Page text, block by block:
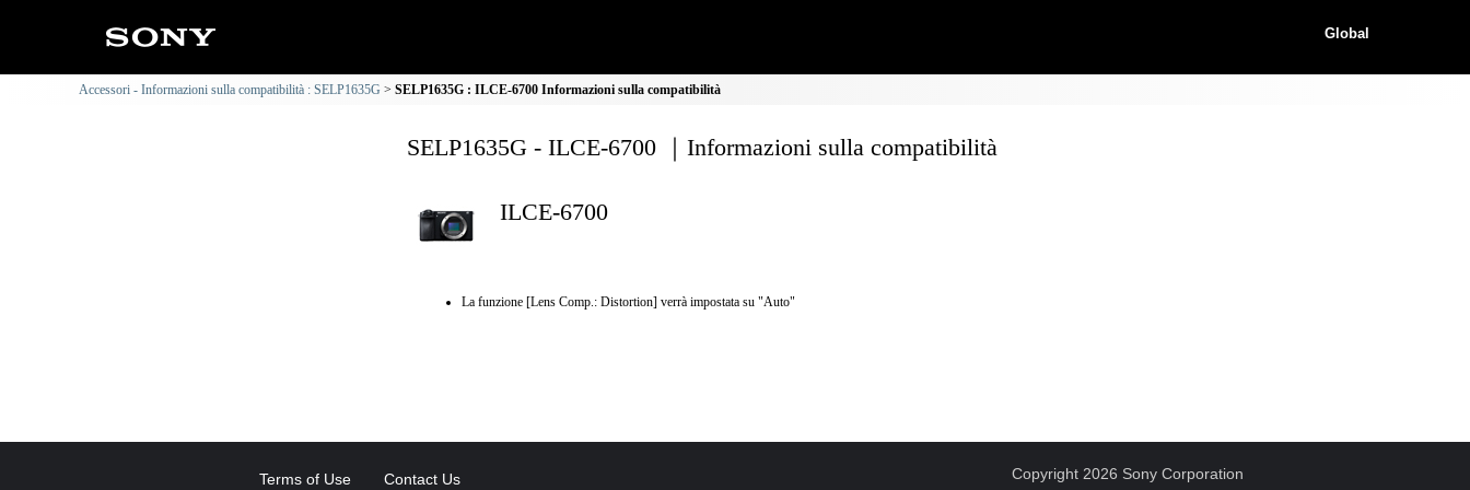
Global
Accessori - Informazioni sulla compatibilità : SELP1635G SELP1635G : ILCE-6700 Informazioni sulla compatibilità
SELP1635G - ILCE-6700 ｜Informazioni sulla compatibilità
ILCE-6700
La funzione [Lens Comp.: Distortion] verrà impostata su "Auto"
Terms of Use Contact Us Copyright 2026 Sony Corporation